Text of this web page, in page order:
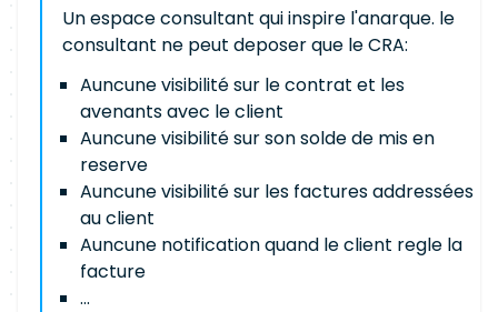
Un espace consultant qui inspire l'anarque. le
consultant ne peut deposer que le CRA:
Auncune visibilité sur le contrat et les
avenants avec le client
Auncune visibilité sur son solde de mis en
reserve
Auncune visibilité sur les factures addressées
au client
Auncune notification quand le client regle la
facture
...